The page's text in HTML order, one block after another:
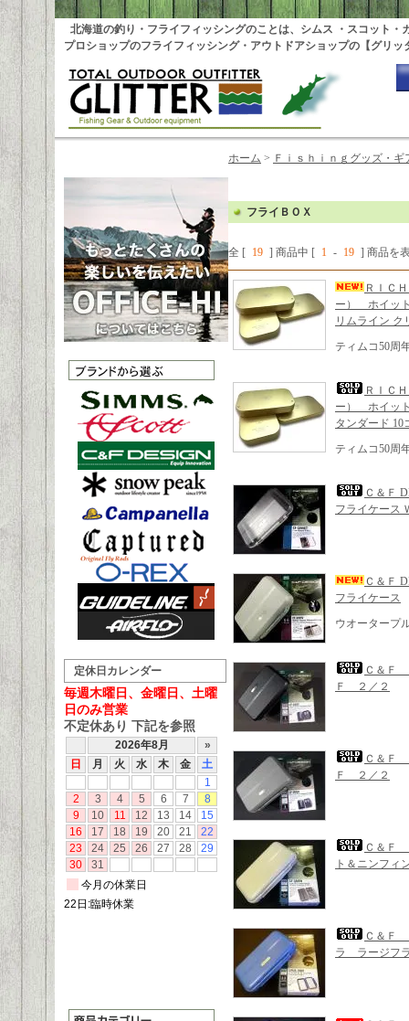
北海道の釣り・フライフィッシングのことは、シムス ・スコット・
プロショップのフライフィッシング・アウトドアショップの【グリッ
定休日カレンダー
毎週木曜日、金曜日、土曜
日のみ営業
不定休あり 下記を参照
ホーム > Ｆｉｓｈｉｎｇグッズ・ギ
フライＢＯＸ
全 [ 19 ] 商品中 [ 1 - 19 ] 商品を
ＲＩＣ
ー） ホイット
リムライン
ティムコ50周
ＲＩＣ
ー） ホイット
タンダード 10
ティムコ50周
Ｃ＆Ｆ
フライケース
Ｃ＆Ｆ
フライケース
ウオータープ
Ｃ＆Ｆ
Ｆ ２／２
Ｃ＆Ｆ
Ｆ ２／２
Ｃ＆Ｆ
ト＆ニンフィ
Ｃ＆Ｆ
ラ ラージフ